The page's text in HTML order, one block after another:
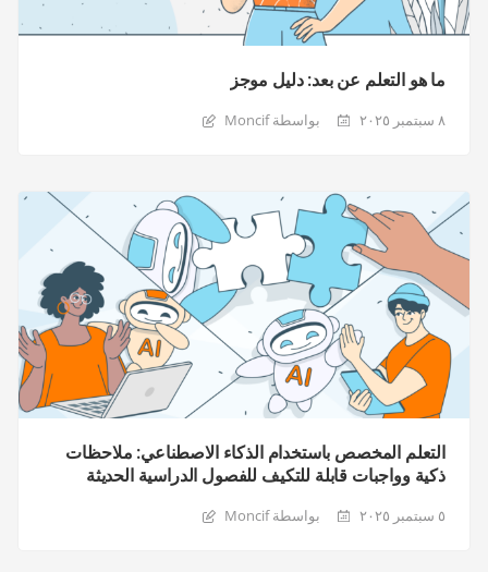
ما هو التعلم عن بعد: دليل موجز
٨ سبتمبر ٢٠٢٥ بواسطة Moncif
التعلم المخصص باستخدام الذكاء الاصطناعي: ملاحظات
ذكية وواجبات قابلة للتكيف للفصول الدراسية الحديثة
٥ سبتمبر ٢٠٢٥ بواسطة Moncif